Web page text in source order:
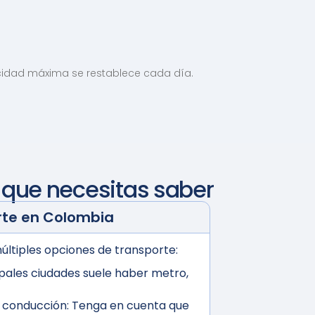
máxima se restablece cada día.
necesitas saber
en Colombia
opciones de transporte:
ciudades suele haber metro,
Tenga en cuenta que